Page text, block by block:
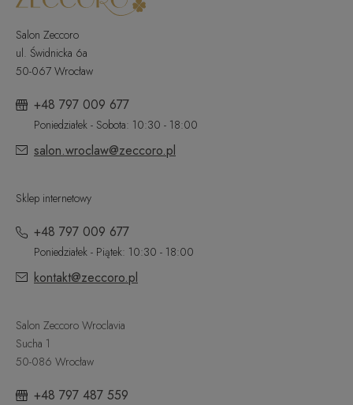
Salon Zeccoro
ul. Świdnicka 6a
50-067 Wrocław
+48 797 009 677
Poniedziałek - Sobota: 10:30 - 18:00
salon.wroclaw@zeccoro.pl
Sklep internetowy
+48 797 009 677
Poniedziałek - Piątek: 10:30 - 18:00
kontakt@zeccoro.pl
Salon Zeccoro Wroclavia
Sucha 1
50-086 Wrocław
+48 797 487 559